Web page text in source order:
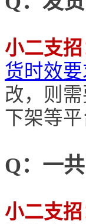
小二支招
货时效
改，则
下架等平
Q：一
小二支招